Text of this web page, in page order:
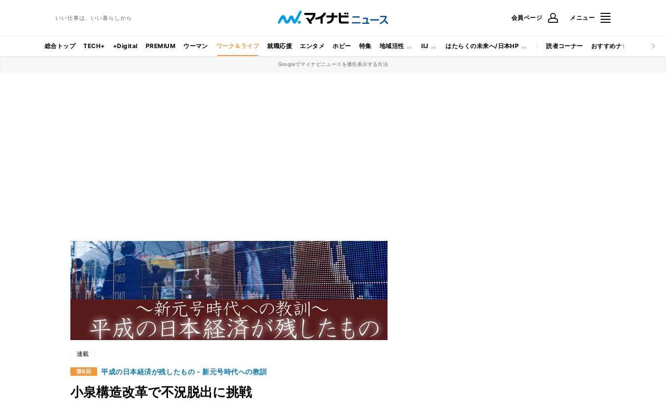
いい仕事は、いい暮らしから 会員ページ メニュー
総合トップ TECH+ +Digital PREMIUM ウーマン ワーク＆ライフ 就職応援 エンタメ ホビー 特集 地域活性 IIJ はたらくの未来へ/日本HP 読者コーナー おすすめナビ マイナビ
Googleでマイナビニュースを優先表示する方法
連載
第6回 平成の日本経済が残したもの - 新元号時代への教訓
小泉構造改革で不況脱出に挑戦